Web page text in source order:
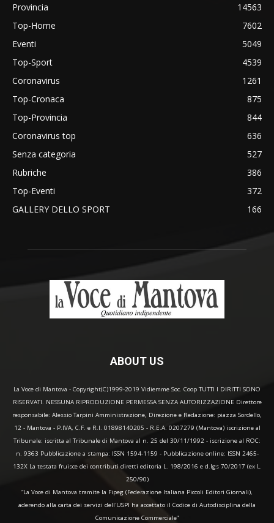
Provincia
14563
Top-Home
7602
Eventi
5049
Top-Sport
4539
Coronavirus
1261
Top-Cronaca
875
Top-Provincia
844
Coronavirus top
636
Senza categoria
527
Rubriche
386
Top-Eventi
372
GALLERY DELLO SPORT
166
ABOUT US
La Voce di Mantova - Copyright(C)1999-2019 Vidiemme Soc. Coop TUTTI I DIRITTI SONO
RISERVATI. NESSUNA RIPRODUZIONE PERMESSA SENZA AUTORIZZAZIONE Direttore
responsabile: Alessio Tarpini Amministrazione, Direzione e Redazione: piazza Sordello,
12 - Mantova - P.IVA, C.F. e R.I. 01898140205 - R.E.A. 0207279 (Mantova) iscrizione al
Tribunale: iscritta al Tribunale di Mantova al n. 25 del 30/11/1992 - iscrizione al ROC:
n. 9363 Pubblicazione a stampa: ISSN 1594-1159 - Pubblicazione online: ISSN 2465-
132X La testata fruisce dei contributi diretti editoria L. 198/2016 e d.lgs 70/2017 (ex L.
250/90)
“La Voce di Mantova tramite la Fipeg (Federazione Italiana Piccoli Editori Giornali),
aderendo alla carta dei servizi dell'USPI ha accettato il Codice di Autodisciplina della
Comunicazione Commerciale"